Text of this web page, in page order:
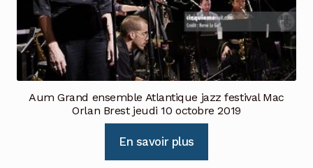
Aum Grand ensemble Atlantique jazz festival Mac
Orlan Brest jeudi 10 octobre 2019
En savoir plus